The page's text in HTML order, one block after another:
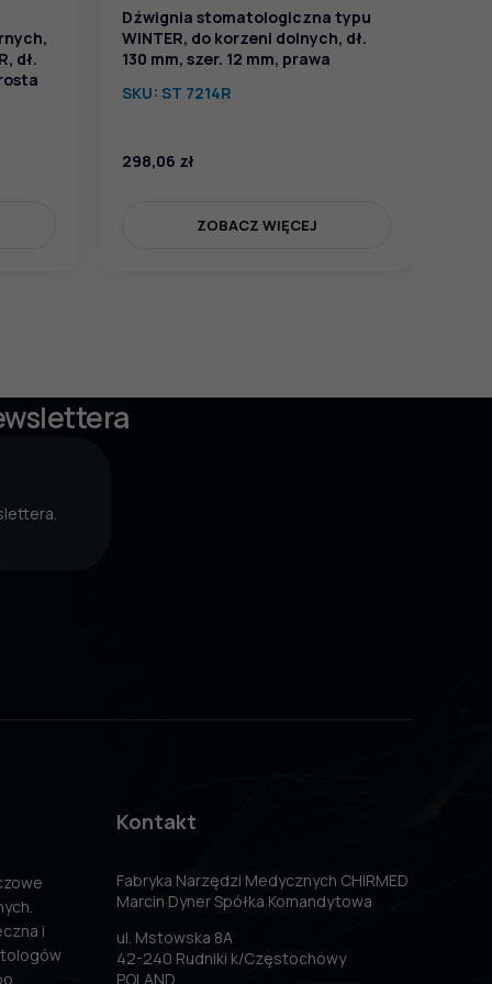
dł.
Dźwignia stomatologiczna typu
WINTER, do korzeni dolnych, dł.
130 mm, szer. 12 mm, prawa
SKU: ST 7214R
298,06 zł
ZOBACZ WIĘCEJ
i
Kontakt
Fabryka Narzędzi Medycznych CHIRMED
Marcin Dyner Spółka Komandytowa
ul. Mstowska 8A
42-240 Rudniki k/Częstochowy
POLAND